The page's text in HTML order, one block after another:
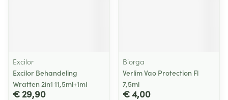
Excilor
Excilor Behandeling
Wratten 2in1 11,5ml+1ml
€ 29,90
Biorga
Verlim Vao Protection Fl
7,5ml
€ 4,00